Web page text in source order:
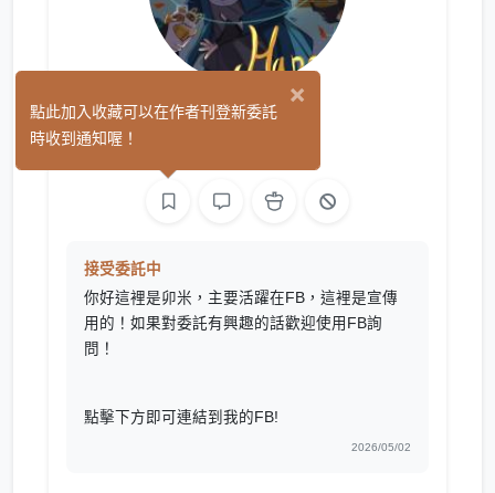
卯米 (0)
接受委託中
你好這裡是卯米，主要活躍在FB，這裡是宣傳
用的！如果對委託有興趣的話歡迎使用FB詢
問！
點擊下方即可連結到我的FB!
2026/05/02
×
點此加入收藏可以在作者刊登新委託
時收到通知喔！